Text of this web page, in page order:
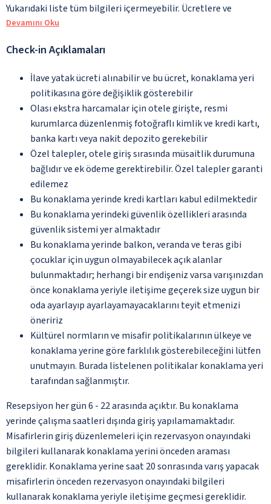
Yukarıdaki liste tüm bilgileri içermeyebilir. Ücretlere ve
Devamını Oku
Check-in Açıklamaları
İlave yatak ücreti alınabilir ve bu ücret, konaklama yeri
politikasına göre değişiklik gösterebilir
Olası ekstra harcamalar için otele girişte, resmi
kurumlarca düzenlenmiş fotoğraflı kimlik ve kredi kartı,
banka kartı veya nakit depozito gerekebilir
Özel talepler, otele giriş sırasında müsaitlik durumuna
bağlıdır ve ek ödeme gerektirebilir. Özel talepler garanti
edilemez
Bu konaklama yerinde kredi kartları kabul edilmektedir
Bu konaklama yerindeki güvenlik özellikleri arasında
güvenlik sistemi yer almaktadır
Bu konaklama yerinde balkon, veranda ve teras gibi
çocuklar için uygun olmayabilecek açık alanlar
bulunmaktadır; herhangi bir endişeniz varsa varışınızdan
önce konaklama yeriyle iletişime geçerek size uygun bir
oda ayarlayıp ayarlayamayacaklarını teyit etmenizi
öneririz
Kültürel normların ve misafir politikalarının ülkeye ve
konaklama yerine göre farklılık gösterebileceğini lütfen
unutmayın. Burada listelenen politikalar konaklama yeri
tarafından sağlanmıştır.
Resepsiyon her gün 6 - 22 arasında açıktır. Bu konaklama
yerinde çalışma saatleri dışında giriş yapılamamaktadır.
Misafirlerin giriş düzenlemeleri için rezervasyon onayındaki
bilgileri kullanarak konaklama yerini önceden araması
gereklidir. Konaklama yerine saat 20 sonrasında varış yapacak
misafirlerin önceden rezervasyon onayındaki bilgileri
kullanarak konaklama yeriyle iletişime geçmesi gereklidir.